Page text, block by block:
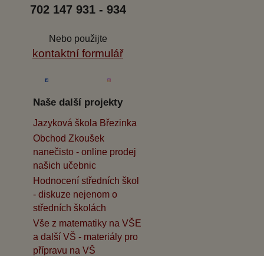
702 147 931 - 934
Nebo použijte
kontaktní formulář
Naše další projekty
Jazyková škola Březinka
Obchod Zkoušek
nanečisto - online prodej
našich učebnic
Hodnocení středních škol
- diskuze nejenom o
středních školách
Vše z matematiky na VŠE
a další VŠ - materiály pro
přípravu na VŠ